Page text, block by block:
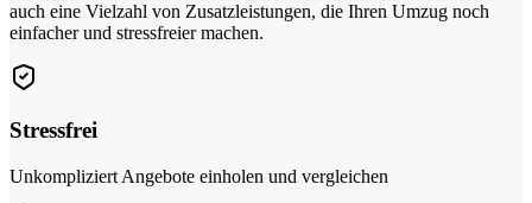
auch eine Vielzahl von Zusatzleistungen, die Ihren Umzug noch
einfacher und stressfreier machen.
Stressfrei
Unkompliziert Angebote einholen und vergleichen